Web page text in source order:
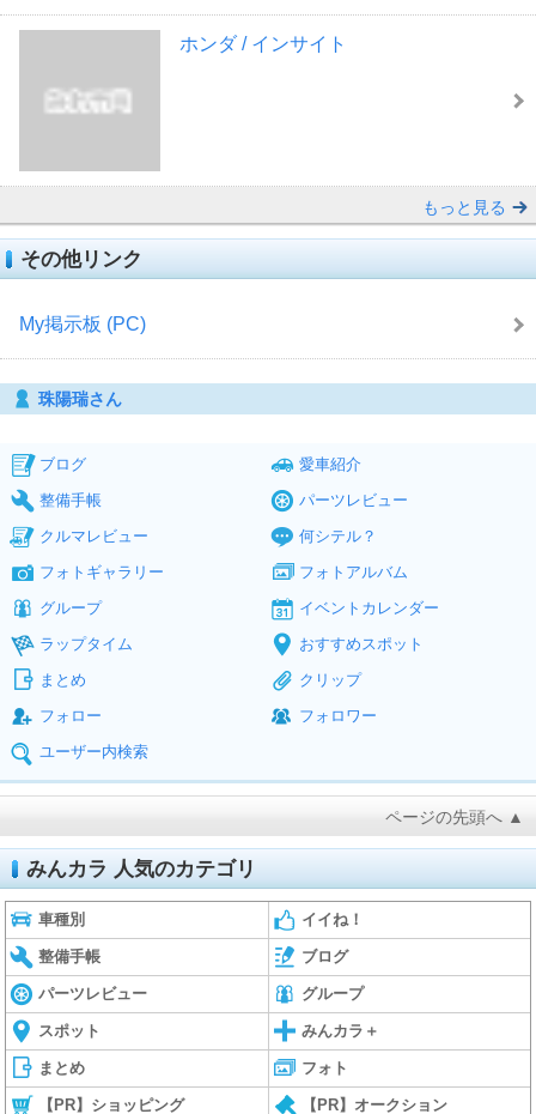
ホンダ / インサイト
もっと見る
その他リンク
My掲示板 (PC)
珠陽瑞さん
ブログ
愛車紹介
整備手帳
パーツレビュー
クルマレビュー
何シテル？
フォトギャラリー
フォトアルバム
グループ
イベントカレンダー
ラップタイム
おすすめスポット
まとめ
クリップ
フォロー
フォロワー
ユーザー内検索
ページの先頭へ ▲
みんカラ 人気のカテゴリ
車種別 イイね！
整備手帳 ブログ
パーツレビュー グループ
スポット みんカラ＋
まとめ フォト
【PR】ショッピング 【PR】オークション